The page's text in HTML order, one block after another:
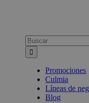
Busca:
Promociones
Culmia
Líneas de
Blog